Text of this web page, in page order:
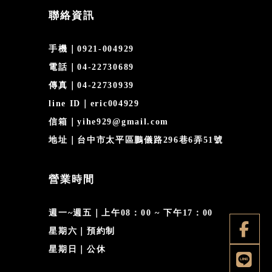
聯絡資訊
手機｜0921-004929
電話｜04-22730689
傳真｜04-22730939
line ID｜eric004929
信箱｜yihe929@gmail.com
地址｜台中市太平區鵬儀路296巷6弄51號
營業時間
週一~週五｜上午08：00 ~ 下午17：00
星期六｜預約制
星期日｜公休